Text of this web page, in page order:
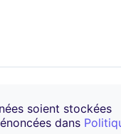
soient stockées
dans